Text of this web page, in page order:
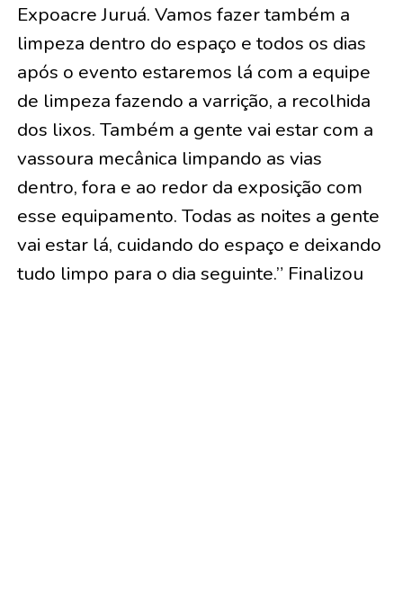
Expoacre Juruá. Vamos fazer também a
limpeza dentro do espaço e todos os dias
após o evento estaremos lá com a equipe
de limpeza fazendo a varrição, a recolhida
dos lixos. Também a gente vai estar com a
vassoura mecânica limpando as vias
dentro, fora e ao redor da exposição com
esse equipamento. Todas as noites a gente
vai estar lá, cuidando do espaço e deixando
tudo limpo para o dia seguinte.” Finalizou